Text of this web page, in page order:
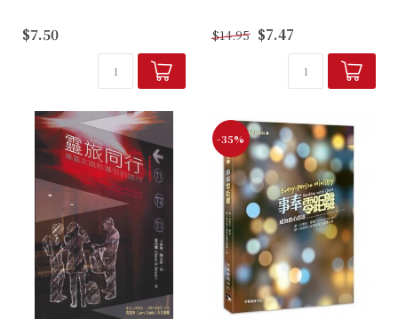
中有關「奴僕」的經節，蒐集
齊全，把它分類分題，有秩序
地介紹給讀者，無疑本書最能
$7.50
應神的呼召？ 本書有最佳的
解答。姐妹如何裝備自己成為
$14.95 $7.47
-35%